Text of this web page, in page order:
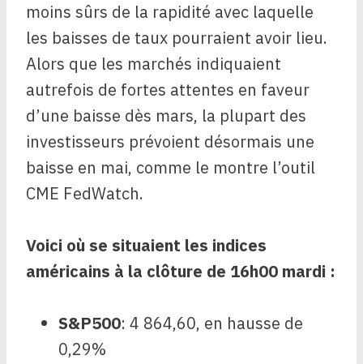
moins sûrs de la rapidité avec laquelle
les baisses de taux pourraient avoir lieu.
Alors que les marchés indiquaient
autrefois de fortes attentes en faveur
d’une baisse dès mars, la plupart des
investisseurs prévoient désormais une
baisse en mai, comme le montre l’outil
CME FedWatch.
Voici où se situaient les indices
américains à la clôture de 16h00 mardi :
S&P500: 4 864,60, en hausse de
0,29%